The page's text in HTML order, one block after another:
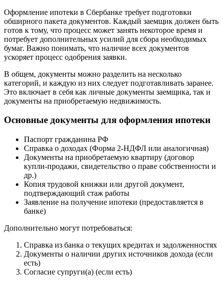
Оформление ипотеки в Сбербанке требует подготовки
обширного пакета документов. Каждый заемщик должен быть
готов к тому, что процесс может занять некоторое время и
потребует дополнительных усилий для сбора необходимых
бумаг. Важно понимать, что наличие всех документов
ускоряет процесс одобрения заявки.
В общем, документы можно разделить на несколько
категорий, и каждую из них следует подготавливать заранее.
Это включает в себя как личные документы заемщика, так и
документы на приобретаемую недвижимость.
Основные документы для оформления ипотеки
Паспорт гражданина РФ
Справка о доходах (Форма 2-НДФЛ или аналогичная)
Документы на приобретаемую квартиру (договор
купли-продажи, свидетельство о праве собственности и
др.)
Копия трудовой книжки или другой документ,
подтверждающий стаж работы
Заявление на получение ипотеки (предоставляется в
банке)
Дополнительно могут потребоваться:
Справка из банка о текущих кредитах и задолженностях
Документы о наличии других источников дохода (если
есть)
Согласие супруги(а) (если есть)